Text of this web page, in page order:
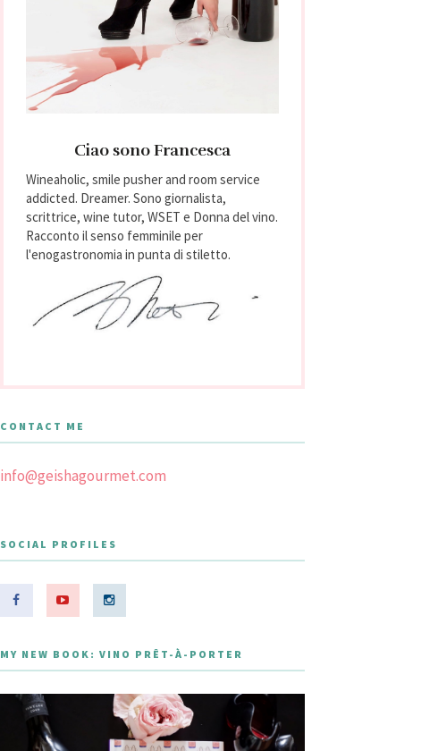
Ciao sono Francesca
Wineaholic, smile pusher and room service
addicted. Dreamer. Sono giornalista,
scrittrice, wine tutor, WSET e Donna del vino.
Racconto il senso femminile per
l'enogastronomia in punta di stiletto.
CONTACT ME
info@geishagourmet.com
SOCIAL PROFILES
MY NEW BOOK: VINO PRÊT-À-PORTER